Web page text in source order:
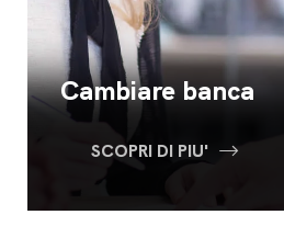
Cambiare banca
SCOPRI DI PIU'